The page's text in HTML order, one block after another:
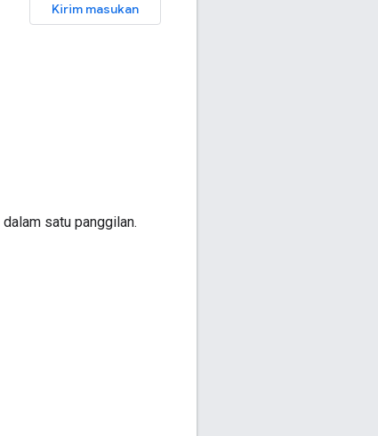
Kirim masukan
satu panggilan.